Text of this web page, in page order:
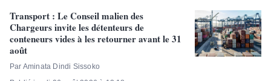
Transport : Le Conseil malien des
Chargeurs invite les détenteurs de
conteneurs vides à les retourner avant le 31
août
Par Aminata Dindi Sissoko